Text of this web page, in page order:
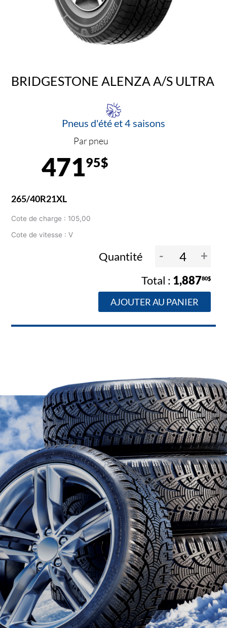
BRIDGESTONE ALENZA A/S ULTRA
Pneus d'été et 4 saisons
Par pneu
47195$
265/40R21XL
Cote de charge : 105,00
Cote de vitesse : V
Quantité - +
1,88780$
AJOUTER AU PANIER